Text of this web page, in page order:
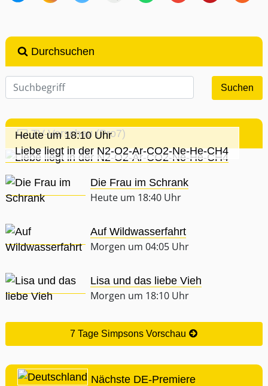
Durchsuchen
TV-Vorschau (Pro7)
Heute um 18:10 Uhr
Liebe liegt in der N2-O2-Ar-CO2-Ne-He-CH4
Die Frau im Schrank
Heute um 18:40 Uhr
Auf Wildwasserfahrt
Morgen um 04:05 Uhr
Lisa und das liebe Vieh
Morgen um 18:10 Uhr
7 Tage Simpsons Vorschau
Nächste DE-Premiere